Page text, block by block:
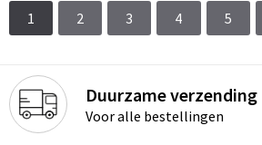
1 2 3 4 5
Duurzame verzending
Voor alle bestellingen